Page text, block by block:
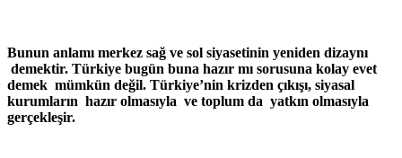
Bunun anlamı merkez sağ ve sol siyasetinin yeniden dizaynı
demektir. Türkiye bugün buna hazır mı sorusuna kolay evet
demek mümkün değil. Türkiye’nin krizden çıkışı, siyasal
kurumların hazır olmasıyla ve toplum da yatkın olmasıyla
gerçekleşir.